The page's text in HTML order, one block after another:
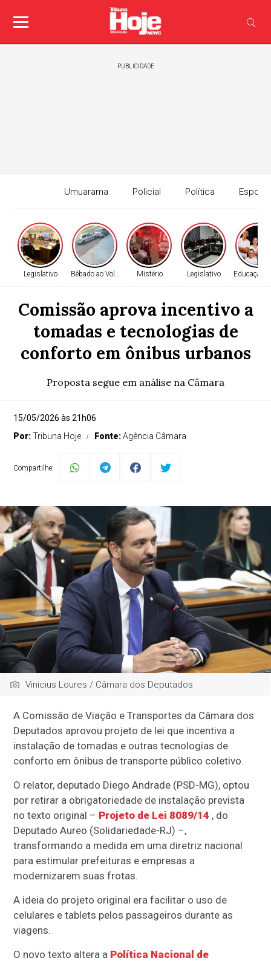
PUBLICIDADE
Umuarama Policial Política
Edição
Legislativo Bêbado ao Volante Mistério Legislativo Educação
Comissão aprova incentivo a
tomadas e tecnologias de
conforto em ônibus urbanos
Proposta segue em análise na Câmara
15/05/2026 às 21h06
Por:Tribuna Hoje Fonte:Agência Câmara
Compartilhe:
Vinicius Loures / Câmara dos Deputados
A Comissão de Viação e Transportes da Câmara dos
Deputados aprovou projeto de lei que incentiva a
instalação de tomadas e outras tecnologias de
conforto em ônibus de transporte público coletivo.
O relator, deputado Diego Andrade (PSD-MG), optou
por retirar a obrigatoriedade de instalação prevista
no texto original – Projeto de Lei 8089/14 , do
Deputado Aureo (Solidariedade-RJ) –,
transformando a medida em uma diretriz nacional
para estimular prefeituras e empresas a
modernizarem suas frotas.
A ideia do projeto original era facilitar o uso de
celulares e tablets pelos passageiros durante as
viagens.
O novo texto altera a Política Nacional de